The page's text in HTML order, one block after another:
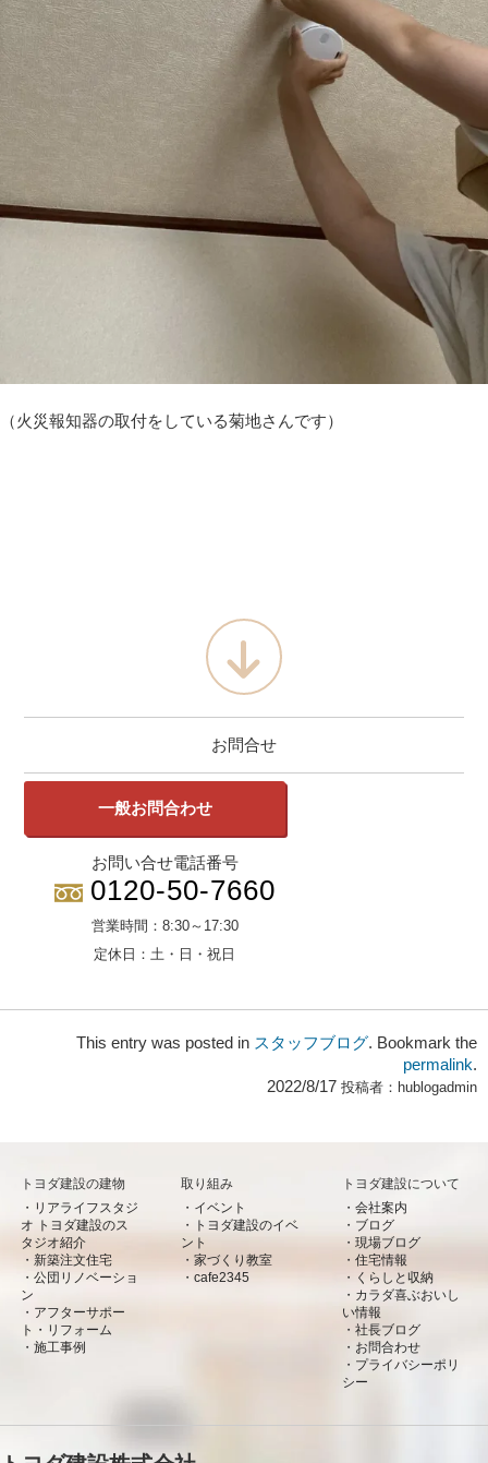
（火災報知器の取付をしている菊地さんです）
お問合せ
一般お問合わせ
お問い合せ電話番号
0120-50-7660
営業時間： 8:30～17:30
定休日：土・日・祝日
This entry was posted in スタッフブログ. Bookmark the
permalink.
2022/8/17 投稿者： hublogadmin
トヨダ建設の建物
リアライフスタジ
オ トヨダ建設のス
タジオ紹介
新築注文住宅
公団リノベーショ
ン
アフターサポー
ト・リフォーム
施工事例
取り組み
イベント
トヨダ建設のイベ
ント
家づくり教室
cafe2345
トヨダ建設について
会社案内
ブログ
現場ブログ
住宅情報
くらしと収納
カラダ喜ぶおいし
い情報
社長ブログ
お問合わせ
プライバシーポリ
シー